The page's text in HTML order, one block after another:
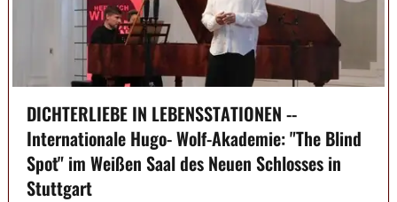
DICHTERLIEBE IN LEBENSSTATIONEN --
Internationale Hugo- Wolf-Akademie: "The Blind
Spot" im Weißen Saal des Neuen Schlosses in
Stuttgart